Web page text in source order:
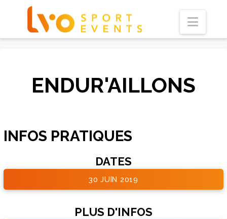
ENDUR'AILLONS
INFOS PRATIQUES
DATES
30 JUIN 2019
PLUS D'INFOS